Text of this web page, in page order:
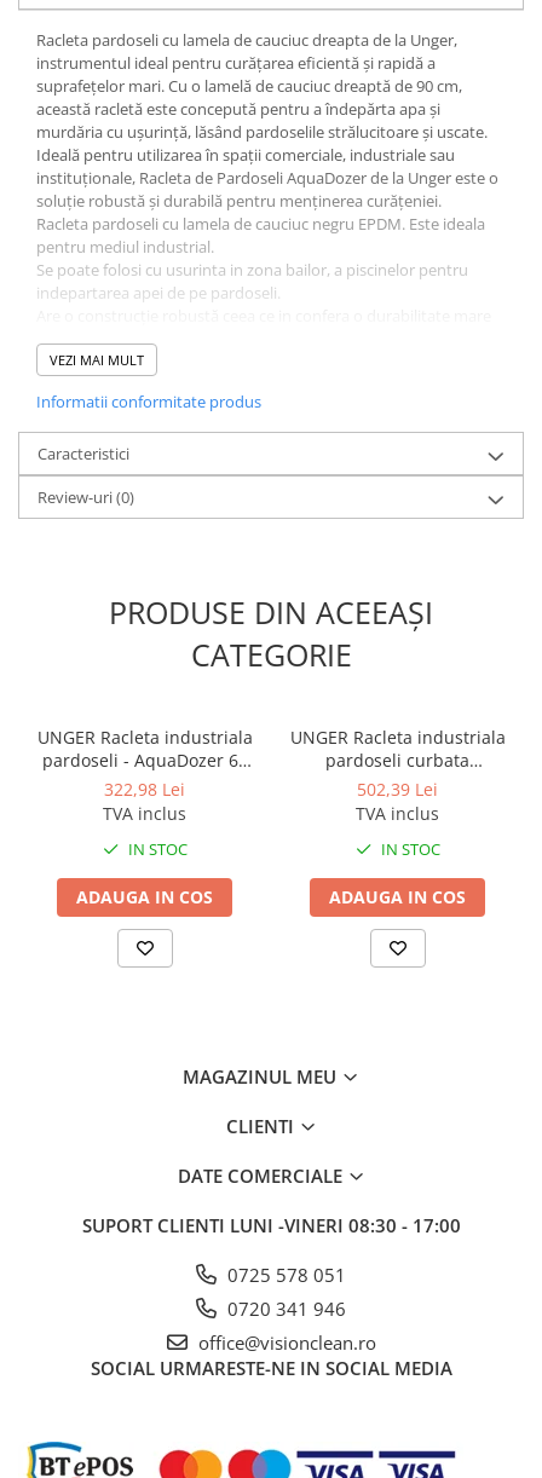
Racleta pardoseli cu lamela de cauciuc dreapta de la Unger,
instrumentul ideal pentru curățarea eficientă și rapidă a
suprafețelor mari. Cu o lamelă de cauciuc dreaptă de 90 cm,
această racletă este concepută pentru a îndepărta apa și
murdăria cu ușurință, lăsând pardoselile strălucitoare și uscate.
Ideală pentru utilizarea în spații comerciale, industriale sau
instituționale, Racleta de Pardoseli AquaDozer de la Unger este o
soluție robustă și durabilă pentru menținerea curățeniei.
Racleta pardoseli cu lamela de cauciuc negru EPDM. Este ideala
pentru mediul industrial.
Se poate folosi cu usurinta in zona bailor, a piscinelor pentru
indepartarea apei de pe pardoseli.
in utilizare.
Construcție robustă
Mâner solid
Dimensiune: 90 cm / 36 in
Model: Drept
VEZI MAI MULT
Informatii conformitate produs
Caracteristici
Review-uri(0)
PRODUSE DIN ACEEAȘI
CATEGORIE
UNGER Racleta industriala
pardoseli - AquaDozer 60
cm
322,98 Lei
TVA inclus
IN STOC
ADAUGA IN COS
UNGER Racleta industriala
pardoseli curbata
AquaDozer 90 cm
502,39 Lei
TVA inclus
IN STOC
ADAUGA IN COS
MAGAZINUL MEU
CLIENTI
DATE COMERCIALE
SUPORT CLIENTI LUNI -VINERI 08:30 - 17:00
0725 578 051
0720 341 946
office@visionclean.ro
SOCIAL URMARESTE-NE IN SOCIAL MEDIA